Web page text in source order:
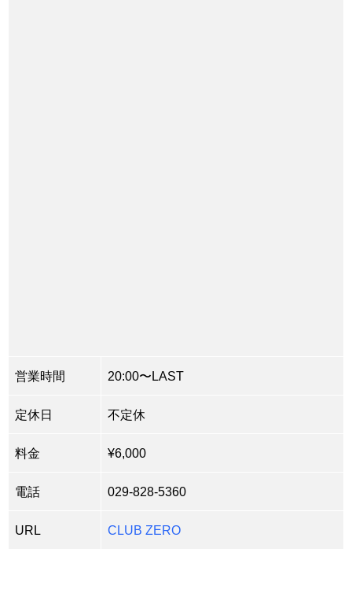
営業時間 20:00〜LAST
定休日 不定休
料金 ¥6,000
電話 029-828-5360
URL CLUB ZERO